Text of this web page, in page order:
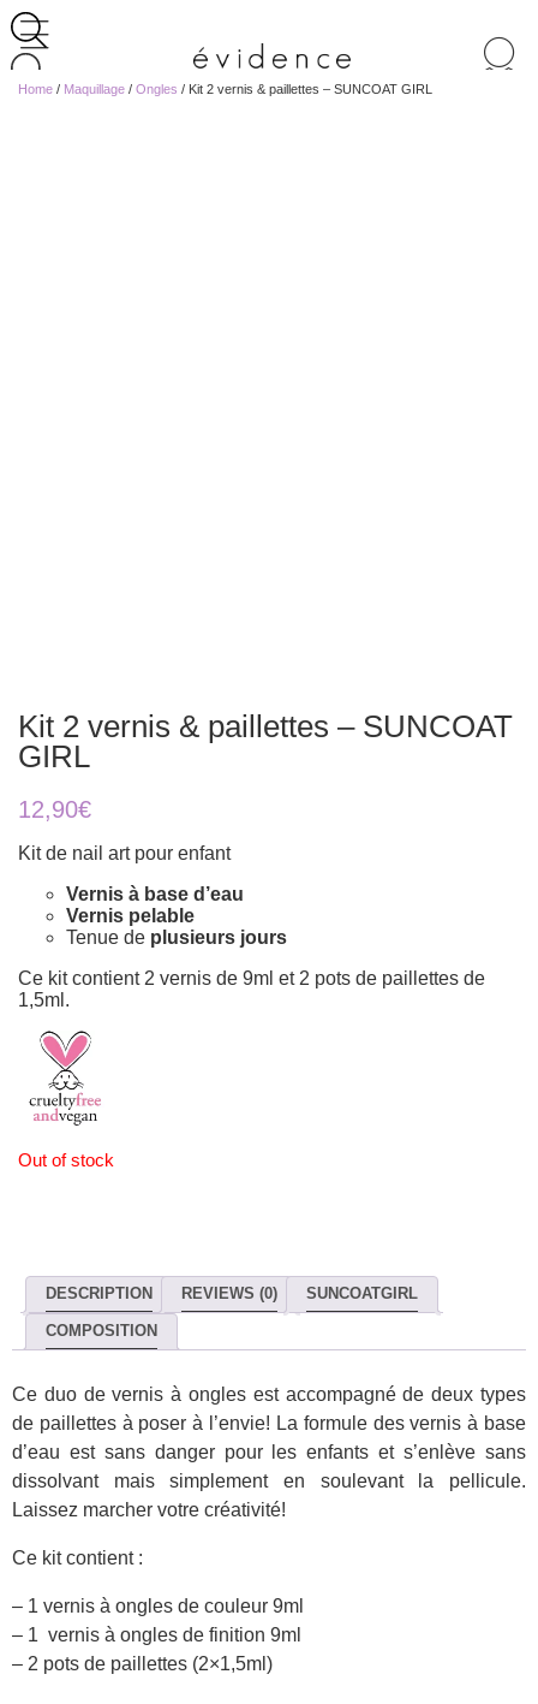
de
Home / Maquillage / Ongles / Kit 2 vernis & paillettes – SUNCOAT GIRL
Kit 2 vernis & paillettes – SUNCOAT
GIRL
12,90€
Kit de nail art pour enfant
Vernis à base d’eau
Vernis pelable
Tenue de plusieurs jours
Ce kit contient 2 vernis de 9ml et 2 pots de paillettes de
1,5ml.
Out of stock
DESCRIPTION REVIEWS (0) SUNCOATGIRL
COMPOSITION
Ce duo de vernis à ongles est accompagné de deux types
de paillettes à poser à l’envie! La formule des vernis à base
d’eau est sans danger pour les enfants et s’enlève sans
dissolvant mais simplement en soulevant la pellicule.
Laissez marcher votre créativité!
Ce kit contient :
– 1 vernis à ongles de couleur 9ml
– 1 vernis à ongles de finition 9ml
– 2 pots de paillettes (2×1,5ml)